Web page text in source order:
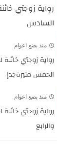
رواية زوجتي
السادس
منذ بضع اعوام
رواية زوجتي
الخمس مثيرةجدإ
منذ بضع اعوام
رواية زوجتي خائنة
والرابع